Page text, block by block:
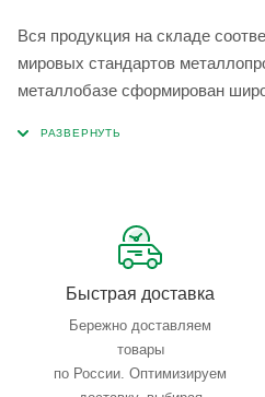
Вся продукция на складе
мировых стандартов
металлобазе сформирован
Быстрая доставка
Бережно доставляем
товары
по России. Оптимизируем